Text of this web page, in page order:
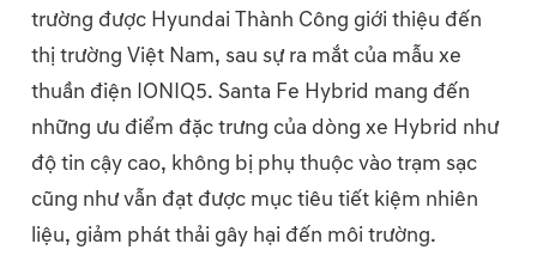
trường được Hyundai Thành Công giới thiệu đến
thị trường Việt Nam, sau sự ra mắt của mẫu xe
thuần điện IONIQ5. Santa Fe Hybrid mang đến
những ưu điểm đặc trưng của dòng xe Hybrid như
độ tin cậy cao, không bị phụ thuộc vào trạm sạc
cũng như vẫn đạt được mục tiêu tiết kiệm nhiên
liệu, giảm phát thải gây hại đến môi trường.